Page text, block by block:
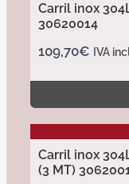
Carril inox
30620014
109,70€ IVA
Carril inox
(3 MT)